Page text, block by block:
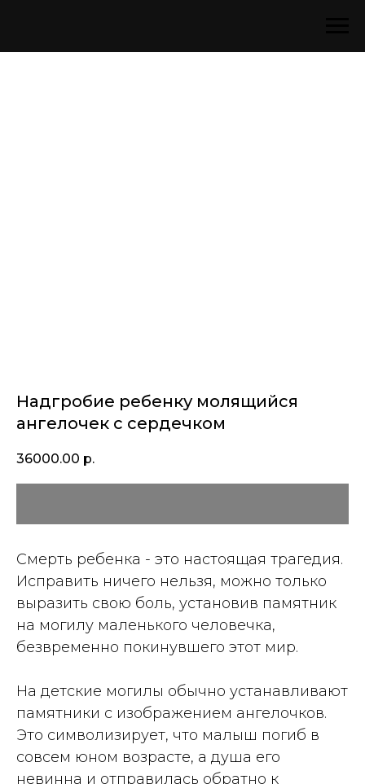
Надгробие ребенку молящийся
ангелочек с сердечком
36000.00 р.
Смерть ребенка - это настоящая трагедия.
Исправить ничего нельзя, можно только
выразить свою боль, установив памятник
на могилу маленького человечка,
безвременно покинувшего этот мир.
На детские могилы обычно устанавливают
памятники с изображением ангелочков.
Это символизирует, что малыш погиб в
совсем юном возрасте, а душа его
невинна и отправилась обратно к